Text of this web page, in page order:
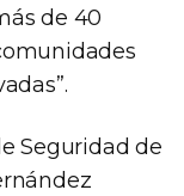
de 40
Seguridad de